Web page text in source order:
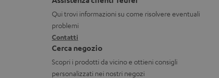
i
d
i
p
z
i
o
n
i
a
t
t
i
Qui trovi informazioni su come risolvere eventuali
problemi
Contatti
Cerca negozio
Scopri i prodotti da vicino e ottieni consigli
personalizzati nei nostri negozi